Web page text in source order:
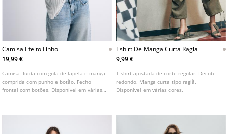
Camisa Efeito Linho
19,99 €
Camisa fluida com gola de lapela e manga
comprida com punho e botão. Fecho
frontal com botões. Disponível em várias
Tshirt De Manga Curta Ragla
9,99 €
T-shirt ajustada de corte regular. Decote
redondo. Manga curta tipo raglã.
Disponível em várias cores.